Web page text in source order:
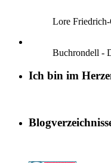
Lore
Buchrondell -
Ich bin im